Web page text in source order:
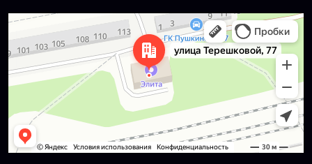
Dzerzhinsk
Ulitsa Tereshkovoy, 77 — Yandex Maps